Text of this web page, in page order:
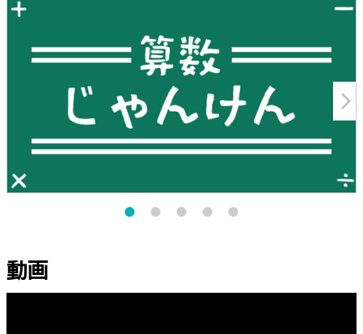
arrow_forward_ios
動画